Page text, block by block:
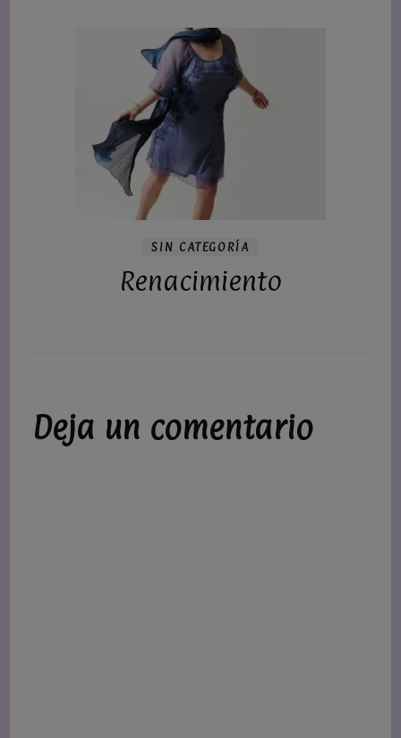
SIN CATEGORÍA
Renacimiento
Deja un comentario